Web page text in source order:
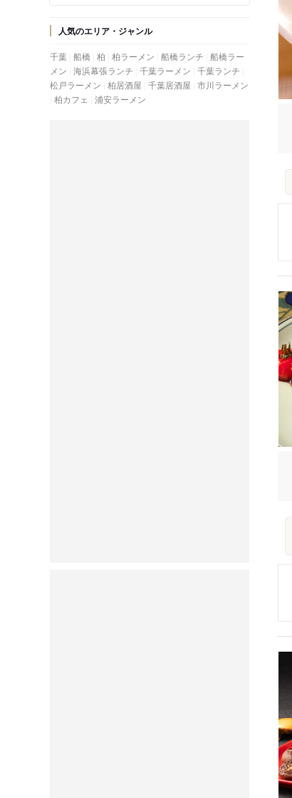
人気のエリア・ジャンル
千葉 船橋 柏 柏ラーメン 船橋ランチ 船橋ラー
メン 海浜幕張ランチ 千葉ラーメン 千葉ランチ
松戸ラーメン 柏居酒屋 千葉居酒屋 市川ラーメン
柏カフェ
浦安ラーメン